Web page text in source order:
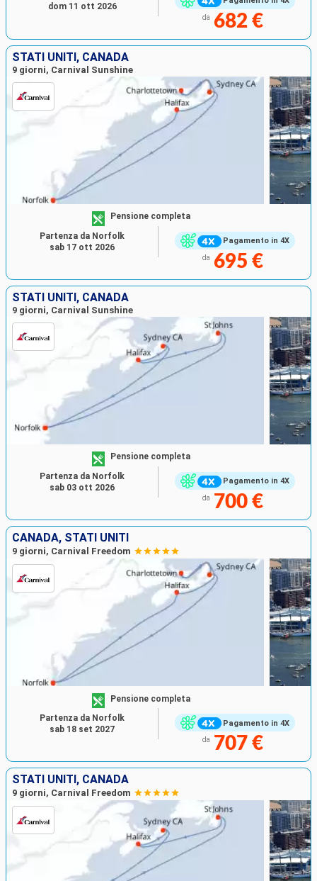
da 682 €
dom 11 ott 2026
STATI UNITI, CANADA
9 giorni, Carnival Sunshine
Pagamento in 4X
Pensione completa
da 695 €
Partenza da Norfolk
sab 17 ott 2026
STATI UNITI, CANADA
9 giorni, Carnival Sunshine
Pagamento in 4X
Pensione completa
da 700 €
Partenza da Norfolk
sab 03 ott 2026
CANADA, STATI UNITI
9 giorni, Carnival Freedom
Pagamento in 4X
Pensione completa
da 707 €
Partenza da Norfolk
sab 18 set 2027
STATI UNITI, CANADA
9 giorni, Carnival Freedom